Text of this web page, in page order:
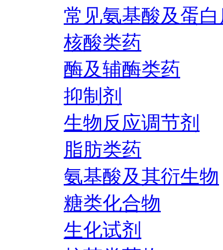
常见氨基酸及蛋
核酸类药
酶及辅酶类药
抑制剂
生物反应调节剂
脂肪类药
氨基酸及其衍生物
糖类化合物
生化试剂